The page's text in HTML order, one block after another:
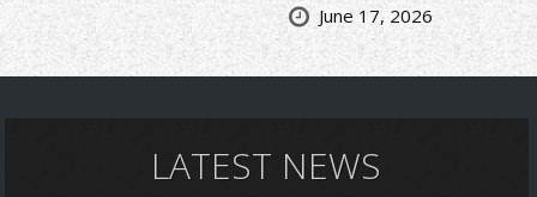
June 17, 2026
LATEST NEWS